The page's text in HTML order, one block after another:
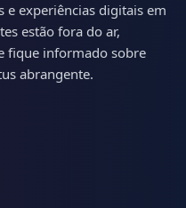
e experiências digitais em
estão fora do ar,
fique informado sobre
abrangente.